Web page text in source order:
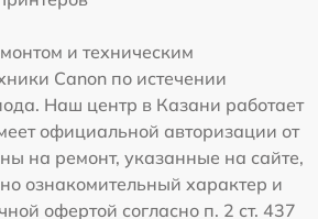
и техническим
Canon по истечении
Наш центр в Казани работает
официальной авторизации от
на ремонт, указанные на сайте,
ознакомительный характер и
офертой согласно п. 2 ст. 437